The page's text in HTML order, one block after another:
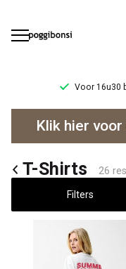
Ruilen/
T-
Shirts
Klik hier
T-Shirts 26
Filters